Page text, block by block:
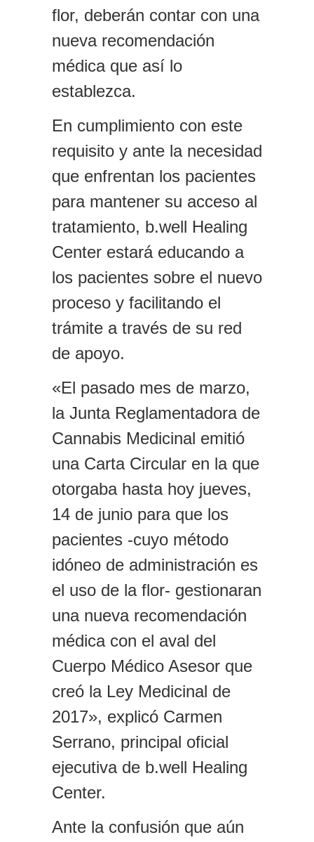
flor, deberán contar con una
nueva recomendación
médica que así lo
establezca.
En cumplimiento con este
requisito y ante la necesidad
que enfrentan los pacientes
para mantener su acceso al
tratamiento, b.well Healing
Center estará educando a
los pacientes sobre el nuevo
proceso y facilitando el
trámite a través de su red
de apoyo.
«El pasado mes de marzo,
la Junta Reglamentadora de
Cannabis Medicinal emitió
una Carta Circular en la que
otorgaba hasta hoy jueves,
14 de junio para que los
pacientes -cuyo método
idóneo de administración es
el uso de la flor- gestionaran
una nueva recomendación
médica con el aval del
Cuerpo Médico Asesor que
creó la Ley Medicinal de
2017», explicó Carmen
Serrano, principal oficial
ejecutiva de b.well Healing
Center.
Ante la confusión que aún